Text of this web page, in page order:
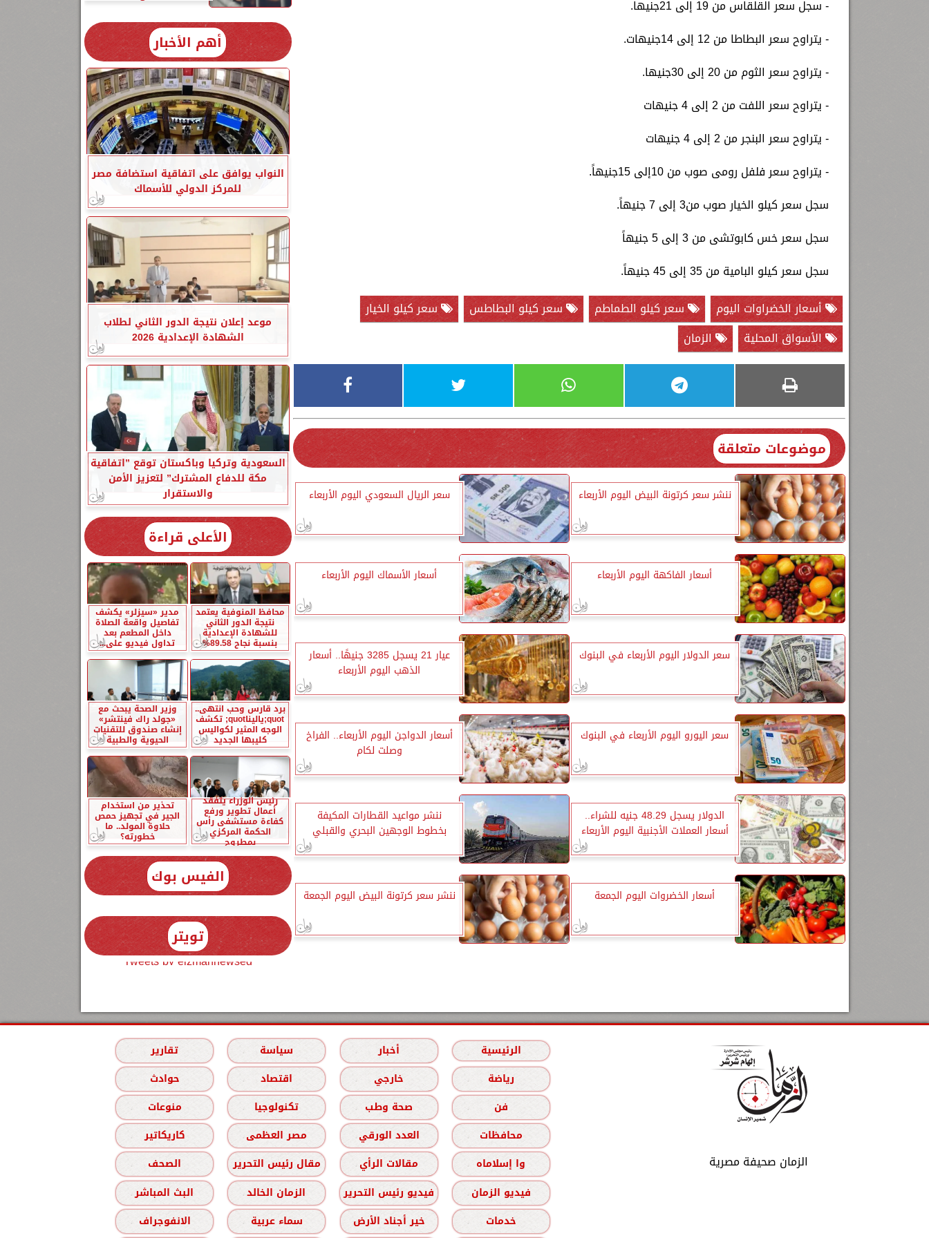
- سجل سعر القلقاس من 19 إلى 21جنيها.
- يتراوح سعر البطاطا من 12 إلى 14جنيهات.
- يتراوح سعر الثوم من 20 إلى 30جنيها.
- يتراوح سعر اللفت من 2 إلى 4 جنيهات
- يتراوح سعر البنجر من 2 إلى 4 جنيهات
- يتراوح سعر فلفل رومى صوب من 10إلى 15جنيهاً.
سجل سعر كيلو الخيار صوب من3 إلى 7 جنيهاً.
سجل سعر خس كابوتشى من 3 إلى 5 جنيهاً
سجل سعر كيلو البامية من 35 إلى 45 جنيهاً.
أسعار الخضراوات اليوم
سعر كيلو الطماطم سعر كيلو البطاطس
سعر كيلو الخيار
الأسواق المحلية
الزمان
موضوعات متعلقة
ننشر سعر كرتونة البيض اليوم الأربعاء سعر الريال السعودي اليوم الأربعاء
أسعار الفاكهة اليوم الأربعاء أسعار الأسماك اليوم الأربعاء
سعر الدولار اليوم الأربعاء في البنوك
عيار 21 يسجل 3285 جنيهًا.. أسعار
الذهب اليوم الأربعاء
سعر اليورو اليوم الأربعاء في البنوك
أسعار الدواجن اليوم الأربعاء.. الفراخ
وصلت لكام
الدولار يسجل 48.29 جنيه للشراء..
أسعار العملات الأجنبية اليوم الأربعاء
ننشر مواعيد القطارات المكيفة
بخطوط الوجهين البحري والقبلي
أسعار الخضروات اليوم الجمعة ننشر سعر كرتونة البيض اليوم الجمعة
أهم الأخبار
النواب يوافق على اتفاقية استضافة مصر
للمركز الدولي للأسماك
موعد إعلان نتيجة الدور الثاني لطلاب
الشهادة الإعدادية 2026
السعودية وتركيا وباكستان توقع ”اتفاقية
مكة للدفاع المشترك” لتعزيز الأمن
والاستقرار
الأعلى قراءة
محافظ المنوفية يعتمد
نتيجة الدور الثاني
للشهادة الإعدادية
بنسبة نجاح 89.58%
مدير «سيزلر» يكشف
تفاصيل واقعة الصلاة
داخل المطعم بعد
تداول فيديو على...
برد قارس وحب انتهى..
quot;ياليناquot; تكشف
الوجه المثير لكواليس
كليبها الجديد
وزير الصحة يبحث مع
«جولد راك فينتشر»
إنشاء صندوق للتقنيات
الحيوية والطبية
رئيس الوزراء يتفقد
أعمال تطوير ورفع
كفاءة مستشفى رأس
الحكمة المركزي
بمطروح
تحذير من استخدام
الجير في تجهيز حمص
حلاوة المولد.. ما
خطورته؟
الفيس بوك
تويتر
Tweets by elzmannewseg
الزمان صحيفة مصرية
الرئيسية أخبار سياسة
تقارير
رياضة
خارجي اقتصاد
حوادث
فن
صحة وطب تكنولوجيا
منوعات
محافظات
العدد الورقي مصر العظمى
كاريكاتير
وا إسلاماه
مقالات الرأي مقال رئيس التحرير
الصحف
فيديو الزمان
فيديو رئيس التحرير الزمان الخالد
البث المباشر
خدمات
خير أجناد الأرض سماء عربية الانفوجراف